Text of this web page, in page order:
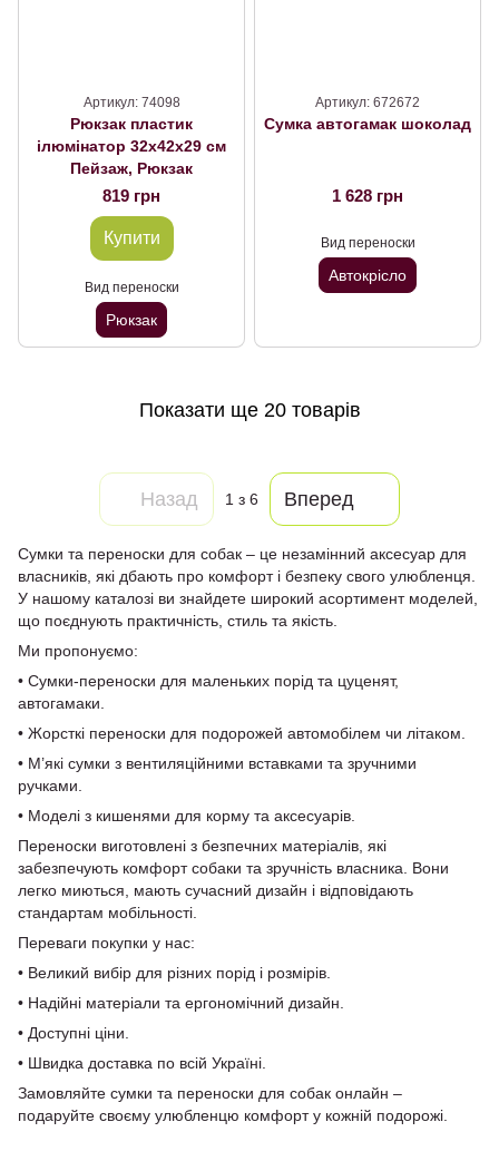
Артикул: 74098
Рюкзак пластик
ілюмінатор 32х42х29 см
Пейзаж, Рюкзак
819 грн
Купити
Вид переноски
Рюкзак
Артикул: 672672
Сумка автогамак шоколад
1 628 грн
Вид переноски
Автокрісло
Показати ще 20 товарів
Назад 1 з 6 Вперед
Сумки та переноски для собак – це незамінний аксесуар для
власників, які дбають про комфорт і безпеку свого улюбленця.
У нашому каталозі ви знайдете широкий асортимент моделей,
що поєднують практичність, стиль та якість.
Ми пропонуємо:
• Сумки‑переноски для маленьких порід та цуценят,
автогамаки.
• Жорсткі переноски для подорожей автомобілем чи літаком.
• М’які сумки з вентиляційними вставками та зручними
ручками.
• Моделі з кишенями для корму та аксесуарів.
Переноски виготовлені з безпечних матеріалів, які
забезпечують комфорт собаки та зручність власника. Вони
легко миються, мають сучасний дизайн і відповідають
стандартам мобільності.
Переваги покупки у нас:
• Великий вибір для різних порід і розмірів.
• Надійні матеріали та ергономічний дизайн.
• Доступні ціни.
• Швидка доставка по всій Україні.
Замовляйте сумки та переноски для собак онлайн –
подаруйте своєму улюбленцю комфорт у кожній подорожі.